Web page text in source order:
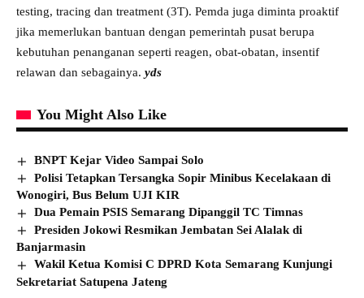
testing, tracing dan treatment (3T). Pemda juga diminta proaktif
jika memerlukan bantuan dengan pemerintah pusat berupa
kebutuhan penanganan seperti reagen, obat-obatan, insentif
relawan dan sebagainya. yds
You Might Also Like
BNPT Kejar Video Sampai Solo
Polisi Tetapkan Tersangka Sopir Minibus Kecelakaan di
Wonogiri, Bus Belum UJI KIR
Dua Pemain PSIS Semarang Dipanggil TC Timnas
Presiden Jokowi Resmikan Jembatan Sei Alalak di
Banjarmasin
Wakil Ketua Komisi C DPRD Kota Semarang Kunjungi
Sekretariat Satupena Jateng